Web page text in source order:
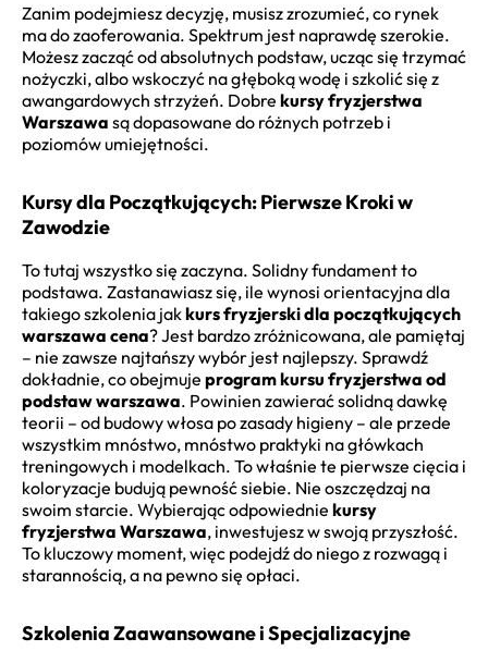
Zanim podejmiesz decyzję, musisz zrozumieć, co rynek
ma do zaoferowania. Spektrum jest naprawdę szerokie.
Możesz zacząć od absolutnych podstaw, ucząc się trzymać
nożyczki, albo wskoczyć na głęboką wodę i szkolić się z
awangardowych strzyżeń. Dobre kursy fryzjerstwa
Warszawa są dopasowane do różnych potrzeb i
poziomów umiejętności.
Kursy dla Początkujących: Pierwsze Kroki w
Zawodzie
To tutaj wszystko się zaczyna. Solidny fundament to
podstawa. Zastanawiasz się, ile wynosi orientacyjna dla
takiego szkolenia jakkurs fryzjerski dla początkujących
warszawa cena? Jest bardzo zróżnicowana, ale pamiętaj
– nie zawsze najtańszy wybór jest najlepszy. Sprawdź
dokładnie, co obejmuje program kursu fryzjerstwa od
podstaw warszawa. Powinien zawierać solidną dawkę
teorii – od budowy włosa po zasady higieny – ale przede
wszystkim mnóstwo, mnóstwo praktyki na główkach
treningowych i modelkach. To właśnie te pierwsze cięcia i
koloryzacje budują pewność siebie. Nie oszczędzaj na
swoim starcie. Wybierając odpowiednie kursy
fryzjerstwa Warszawa, inwestujesz w swoją przyszłość.
To kluczowy moment, więc podejdź do niego z rozwagą i
starannością, a na pewno się opłaci.
Szkolenia Zaawansowane i Specjalizacyjne